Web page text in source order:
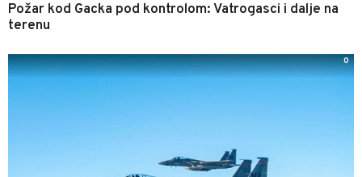
Požar kod Gacka pod kontrolom: Vatrogasci i dalje na
terenu
0